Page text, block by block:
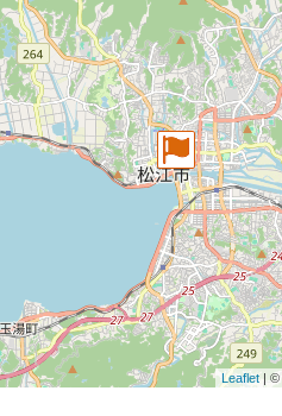
Leaflet| ©